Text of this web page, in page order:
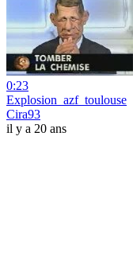
0:23
Explosion_azf_toulouse
Cira93
il y a 20 ans